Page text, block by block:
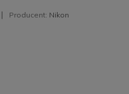
Producent: Nikon